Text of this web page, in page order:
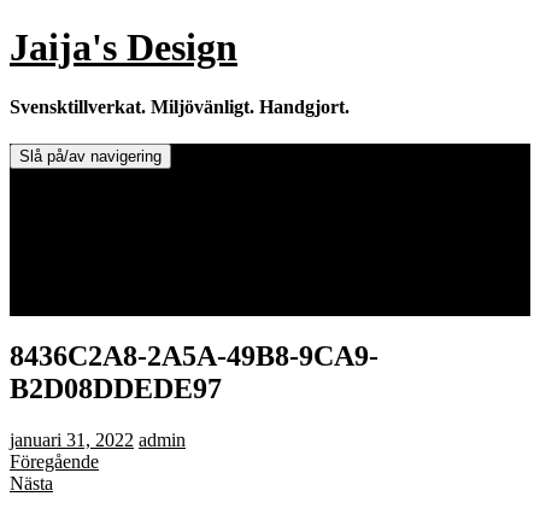
Hoppa
till
Jaija's Design
Svensktillverkat. Miljövänligt. Handgjort.
Slå på/av navigering
8436C2A8-2A5A-49B8-9CA9-
B2D08DDEDE97
januari 31, 2022 admin
Föregående
Nästa